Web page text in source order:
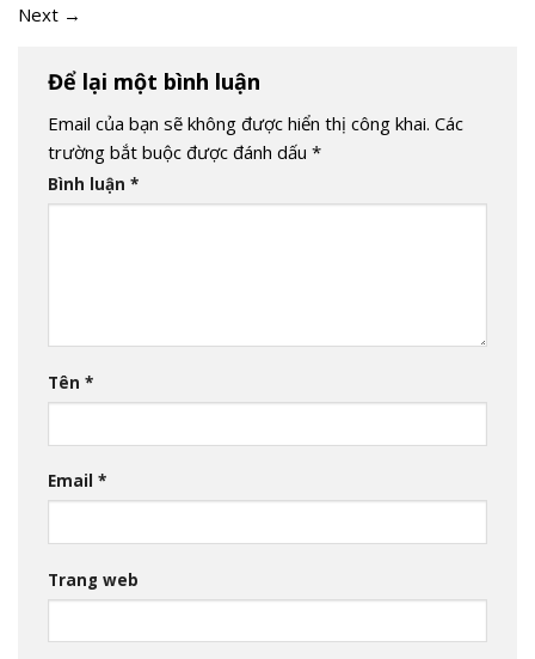
Next →
Để lại một bình luận
Email của bạn sẽ không được hiển thị công khai. Các
trường bắt buộc được đánh dấu *
Bình luận *
Tên *
Email *
Trang web